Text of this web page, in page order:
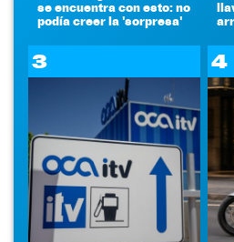
se encuentra con esto: no
podía creer la 'sorpresa'
3 4